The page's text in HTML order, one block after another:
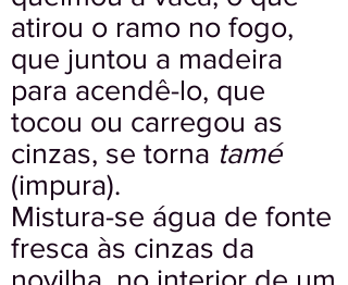
atirou o ramo no fogo,
que juntou a madeira
para acendê-lo, que
tocou ou carregou as
cinzas, se torna tamé
(impura).
Mistura-se água de fonte
fresca às cinzas da